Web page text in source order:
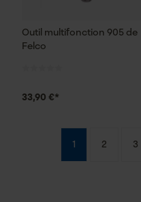
Outil multifonction 905 de
Felco
33,90 €*
1 2 3
Survicate